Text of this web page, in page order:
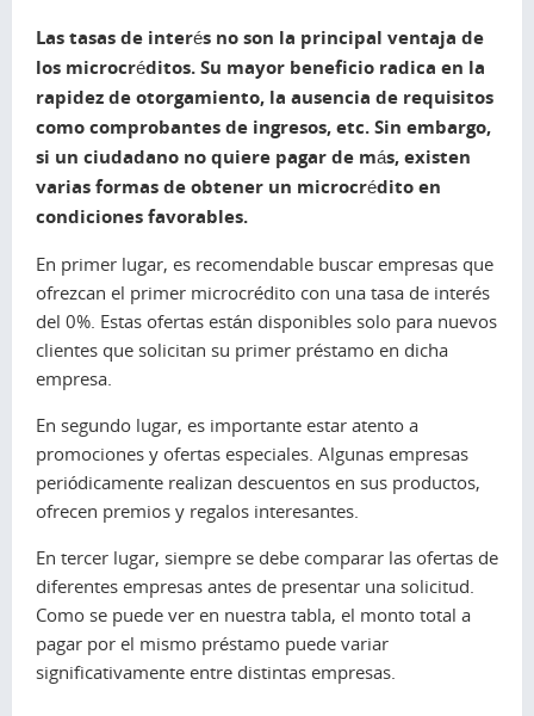
Las tasas de interés no son la principal ventaja de
los microcréditos. Su mayor beneficio radica en la
rapidez de otorgamiento, la ausencia de requisitos
como comprobantes de ingresos, etc. Sin embargo,
si un ciudadano no quiere pagar de más, existen
varias formas de obtener un microcrédito en
condiciones favorables.
En primer lugar, es recomendable buscar empresas que
ofrezcan el primer microcrédito con una tasa de interés
del 0%. Estas ofertas están disponibles solo para nuevos
clientes que solicitan su primer préstamo en dicha
empresa.
En segundo lugar, es importante estar atento a
promociones y ofertas especiales. Algunas empresas
periódicamente realizan descuentos en sus productos,
ofrecen premios y regalos interesantes.
En tercer lugar, siempre se debe comparar las ofertas de
diferentes empresas antes de presentar una solicitud.
Como se puede ver en nuestra tabla, el monto total a
pagar por el mismo préstamo puede variar
significativamente entre distintas empresas.